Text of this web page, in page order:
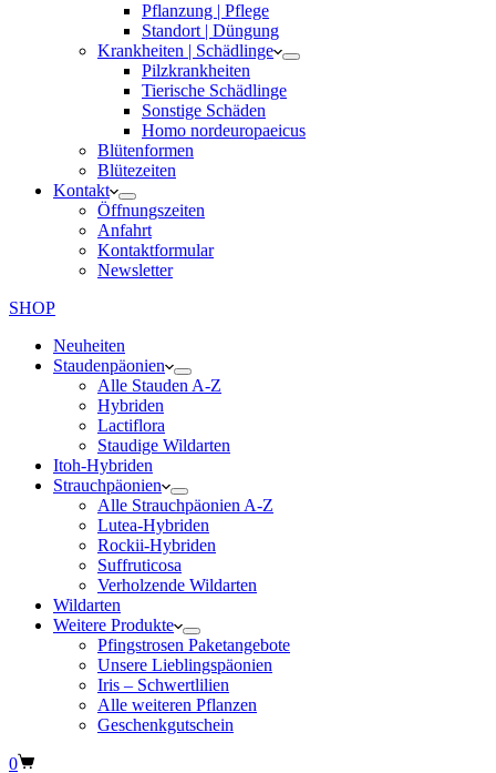
Pflanzung | Pflege
Standort | Düngung
Krankheiten | Schädlinge
Pilzkrankheiten
Tierische Schädlinge
Sonstige Schäden
Homo nordeuropaeicus
Blütenformen
Blütezeiten
Kontakt
Öffnungszeiten
Anfahrt
Kontaktformular
Newsletter
SHOP
Neuheiten
Staudenpäonien
Alle Stauden A-Z
Hybriden
Lactiflora
Staudige Wildarten
Itoh-Hybriden
Strauchpäonien
Alle Strauchpäonien A-Z
Lutea-Hybriden
Rockii-Hybriden
Suffruticosa
Verholzende Wildarten
Wildarten
Weitere Produkte
Pfingstrosen Paketangebote
Unsere Lieblingspäonien
Iris – Schwertlilien
Alle weiteren Pflanzen
Geschenkgutschein
Warenkorb
0